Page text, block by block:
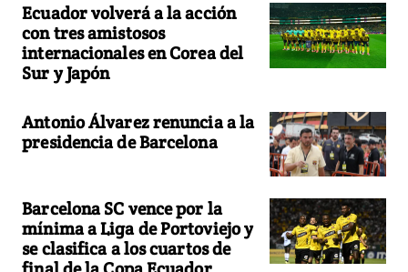
Ecuador volverá a la acción
con tres amistosos
internacionales en Corea del
Sur y Japón
Antonio Álvarez renuncia a la
presidencia de Barcelona
Barcelona SC vence por la
mínima a Liga de Portoviejo y
se clasifica a los cuartos de